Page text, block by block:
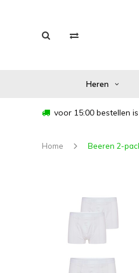
Heren
voor 15:00 bestellen
Home Beeren 2-